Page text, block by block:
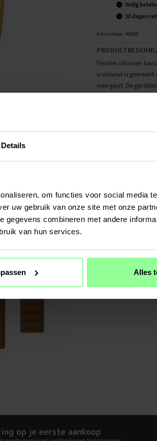
Details
om functies voor social media
uw gebruik van onze site met onze
combineren met andere
van hun services.
Alles
Veilig
30 dagen
Art number: 49608
Flexibel siliconen
armband is gemaakt
mee gaat. De
pols kan luchten
De lengte van de
behulp van de
pols. Dit
geleverd zodat je
bandje.
SPECIFICATIES
Kleur
op je eerste aankoop